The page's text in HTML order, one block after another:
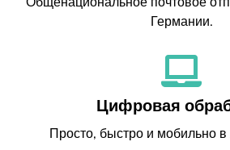
Германии.
Цифровая
Просто, быстро и мобильно